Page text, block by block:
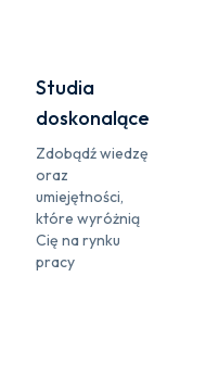
Studia
doskonalące
Zdobądź wiedzę
oraz
umiejętności,
które wyróżnią
Cię na rynku
pracy